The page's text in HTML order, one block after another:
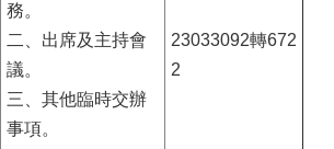
務。
二、出席及主持會
議。
三、其他臨時交辦
事項。
23033092轉672
2